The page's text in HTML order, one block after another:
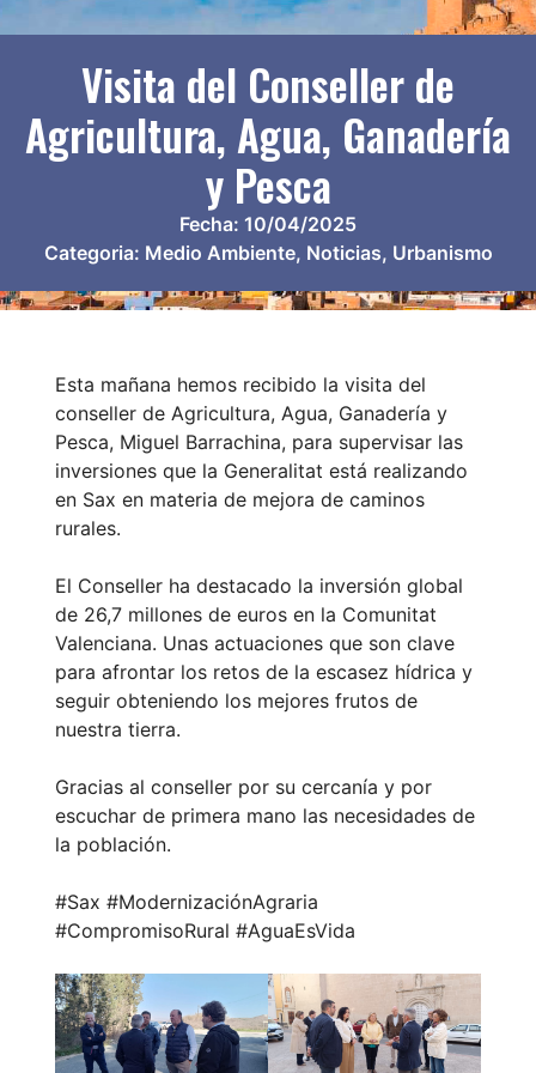
Visita del Conseller de
Agricultura, Agua, Ganadería
y Pesca
Fecha: 10/04/2025
Categoria: Medio Ambiente, Noticias, Urbanismo
Esta mañana hemos recibido la visita del
conseller de Agricultura, Agua, Ganadería y
Pesca, Miguel Barrachina, para supervisar las
inversiones que la Generalitat está realizando
en Sax en materia de mejora de caminos
rurales.
El Conseller ha destacado la inversión global
de 26,7 millones de euros en la Comunitat
Valenciana. Unas actuaciones que son clave
para afrontar los retos de la escasez hídrica y
seguir obteniendo los mejores frutos de
nuestra tierra.
Gracias al conseller por su cercanía y por
escuchar de primera mano las necesidades de
la población.
#Sax #ModernizaciónAgraria
#CompromisoRural #AguaEsVida